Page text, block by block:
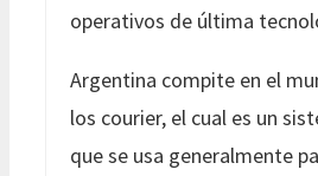
operativos de última
Argentina compite en el
los courier, el cual es un
que se usa generalmente